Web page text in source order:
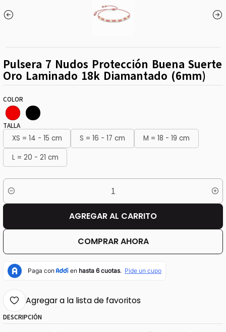
Pulsera 7 Nudos Protección Buena Suerte
Oro Laminado 18k Diamantado (6mm)
COLOR
TALLA
XS = 14 - 15 cm S = 16 - 17 cm
M = 18 - 19 cm
L = 20 - 21 cm
Cantidad
AGREGAR AL CARRITO
COMPRAR AHORA
Agregar a la lista de favoritos
DESCRIPCIÓN